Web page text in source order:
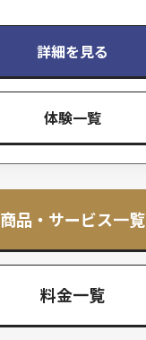
詳細を見る
体験一覧
商品・サービス一覧
料金一覧